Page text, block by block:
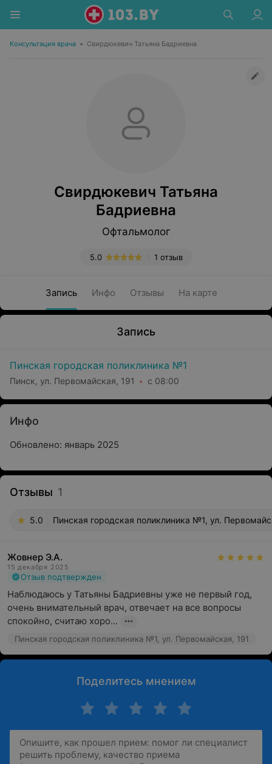
Консультация врача • Свирдюкевич Татьяна Бадриевна
Свирдюкевич Татьяна
Бадриевна
Офтальмолог
1 отзыв
5.0
Запись Инфо Отзывы На карте
Запись
Пинская городская поликлиника №1
Пинск, ул. Первомайская, 191 с 08:00
Инфо
Обновлено: январь 2025
Отзывы 1
5.0 Пинская городская поликлиника №1, ул.
Жовнер Э.А.
15 декабря 2025
Отзыв подтвержден
Наблюдаюсь у Татьяны Бадриевны уже не первый год,
очень внимательный врач, отвечает на все вопросы
спокойно, считаю хоро...
Пинская городская поликлиника №1, ул. Первомайская, 191
Поделитесь мнением